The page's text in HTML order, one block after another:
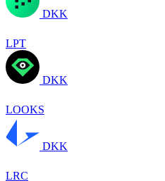
DKK
LPT
DKK
LOOKS
DKK
LRC